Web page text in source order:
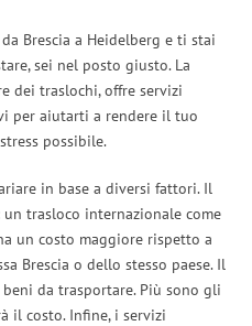
Brescia a Heidelberg e ti stai
sei nel posto giusto. La
dei traslochi, offre servizi
per aiutarti a rendere il tuo
possibile.
in base a diversi fattori. Il
trasloco internazionale come
un costo maggiore rispetto a
Brescia o dello stesso paese. Il
da trasportare. Più sono gli
il costo. Infine, i servizi